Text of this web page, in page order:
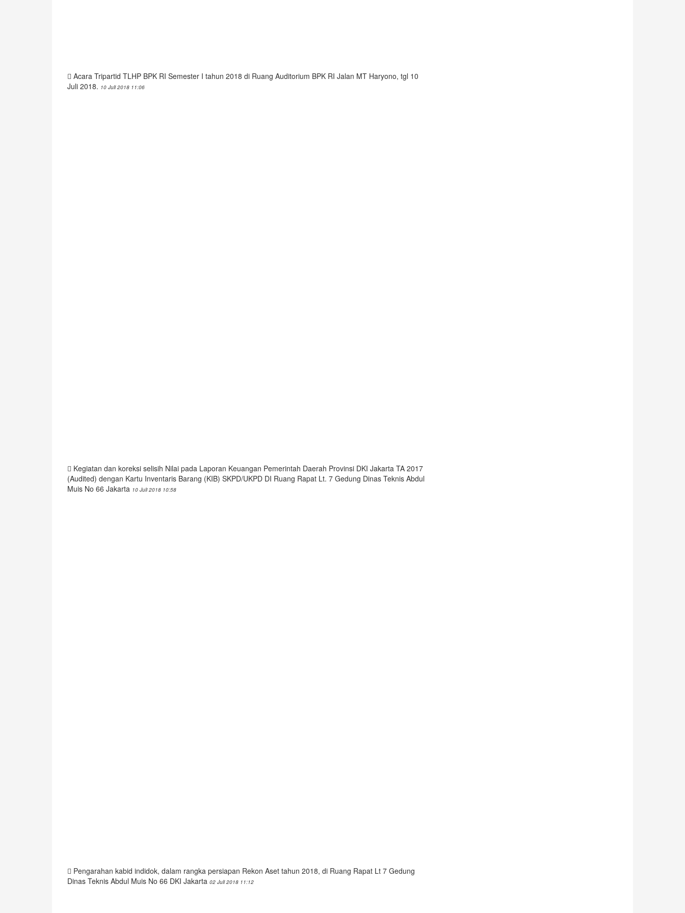
Acara Tripartid TLHP BPK RI Semester I tahun 2018 di Ruang Auditorium BPK RI Jalan MT Haryono, tgl 10
Juli 2018. 10 Juli 2018 11:06
Kegiatan dan koreksi selisih Nilai pada Laporan Keuangan Pemerintah Daerah Provinsi DKI Jakarta TA 2017
(Audited) dengan Kartu Inventaris Barang (KIB) SKPD/UKPD DI Ruang Rapat Lt. 7 Gedung Dinas Teknis Abdul
Muis No 66 Jakarta 10 Juli 2018 10:58
Pengarahan kabid indidok, dalam rangka persiapan Rekon Aset tahun 2018, di Ruang Rapat Lt 7 Gedung
Dinas Teknis Abdul Muis No 66 DKI Jakarta 02 Juli 2018 11:12